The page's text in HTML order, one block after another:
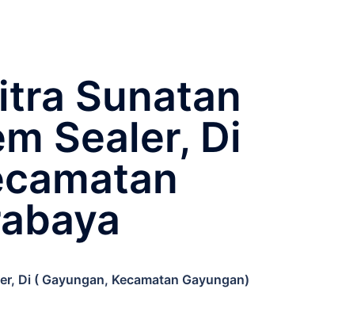
Sunatan
Sealer, Di
Di ( Gayungan, Kecamatan Gayungan)